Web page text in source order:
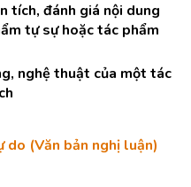
tích, đánh giá nội dung
tự sự hoặc tác phẩm
nghệ thuật của một tác
do (Văn bản nghị luận)